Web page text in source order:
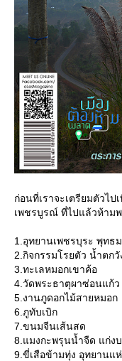
ก่อนที่เราจะเตรียมตัวไ
เพชรบูรณ์ ที่ไปแล้วห้าม
1.อุทยานเพชรบุระ พุทธ
2.กิจกรรมโรยตัว น้ำตกวั
3.ทะเลหมอกเขาค้อ
4.วัดพระธาตุผาซ่อนแก้ว
5.งานภูดอกไม้สายหมอก
6.ภูทับเบิก
7.ขนมจีนเส้นสด
8.แมงกะพรุนน้ำจืด แก่ง
9.ขี่เสือข้ามทุ่ง อุทยานแ